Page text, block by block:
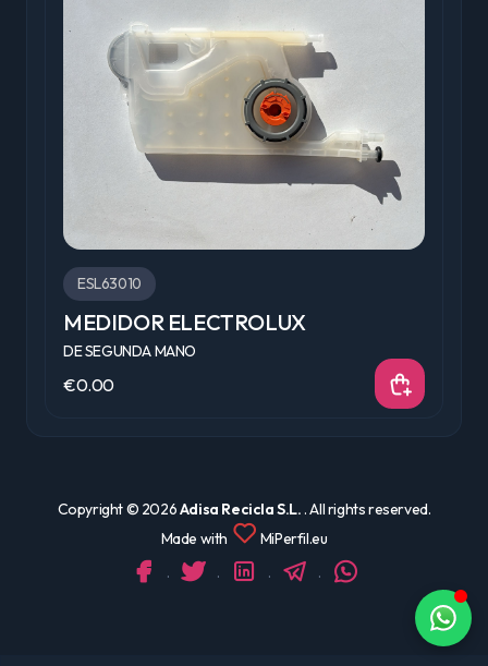
ESL63010
MEDIDOR ELECTROLUX
DE SEGUNDA MANO
€0.00
Copyright © 2026Adisa Recicla S.L.. All rights reserved.
Made with
MiPerfil.eu